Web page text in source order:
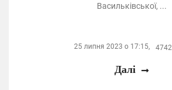
Васильківської, ...
25 липня 2023 о 17:15, 4742
Далі